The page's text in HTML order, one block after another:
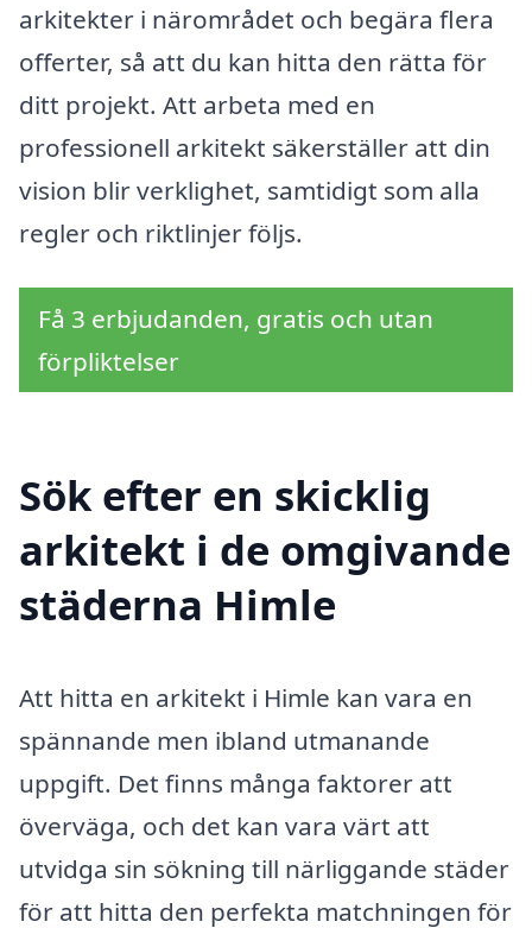
arkitekter i närområdet och begära flera
offerter, så att du kan hitta den rätta för
ditt projekt. Att arbeta med en
professionell arkitekt säkerställer att din
vision blir verklighet, samtidigt som alla
regler och riktlinjer följs.
Få 3 erbjudanden, gratis och utan
förpliktelser
Sök efter en skicklig
arkitekt i de omgivande
städerna Himle
Att hitta en arkitekt i Himle kan vara en
spännande men ibland utmanande
uppgift. Det finns många faktorer att
överväga, och det kan vara värt att
utvidga sin sökning till närliggande städer
för att hitta den perfekta matchningen för